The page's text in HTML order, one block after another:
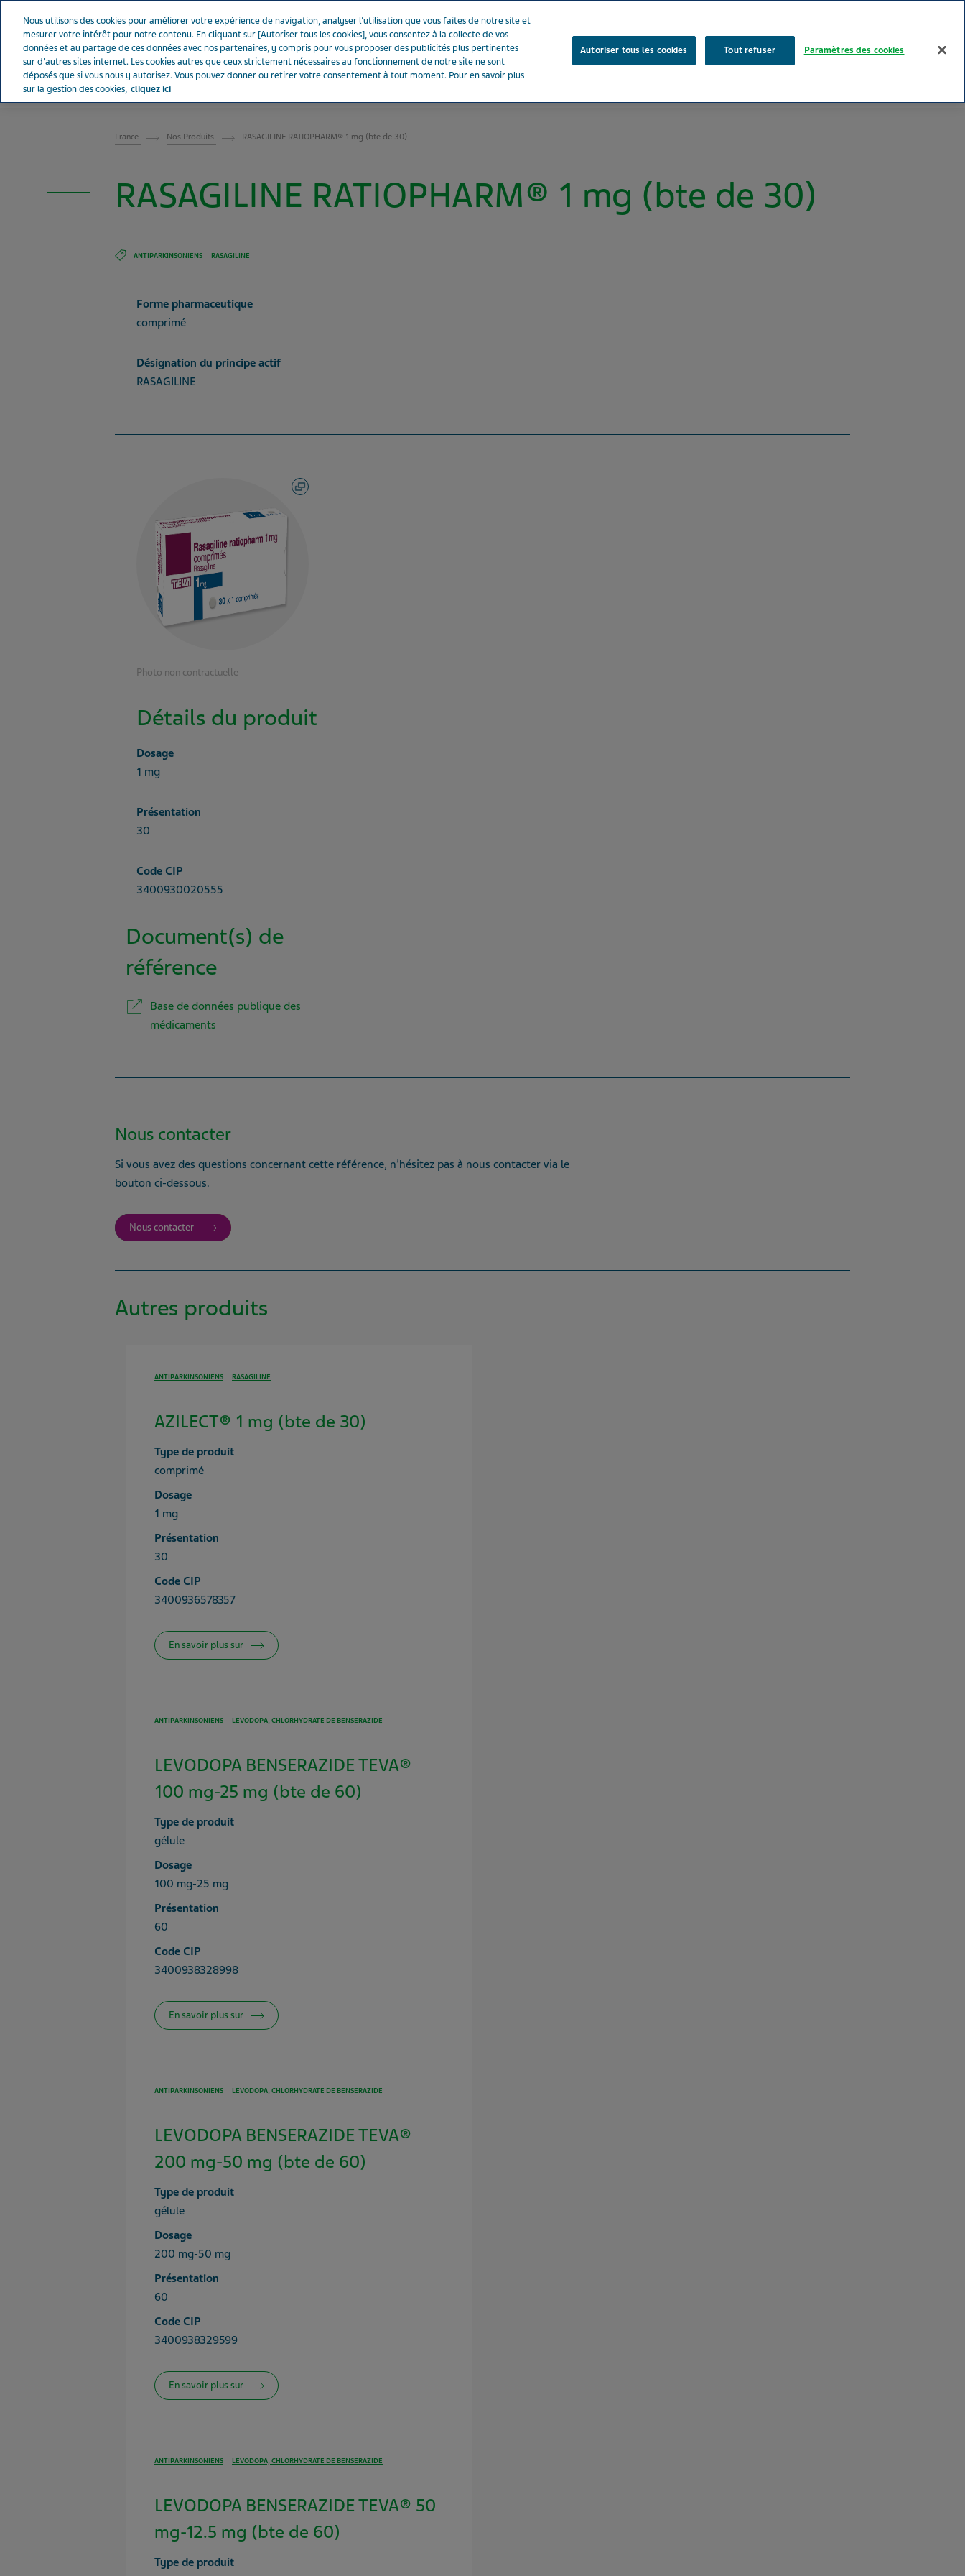
Aller sur Tevapharm
FRANCE
France Nos Produits RASAGILINE RATIOPHARM® 1 mg (bte de 30)
RASAGILINE RATIOPHARM® 1 mg (bte de 30)
ANTIPARKINSONIENS RASAGILINE
Forme pharmaceutique
comprimé
Désignation du principe actif
RASAGILINE
Photo non contractuelle
Détails du produit
Dosage
1 mg
Présentation
30
Code CIP
3400930020555
Document(s) de
référence
Base de données publique des
médicaments
Nous contacter
Si vous avez des questions concernant cette référence, n’hésitez pas à nous contacter via le
bouton ci-dessous.
Nous contacter
Autres produits
ANTIPARKINSONIENS RASAGILINE
AZILECT® 1 mg (bte de 30)
Type de produit
comprimé
Dosage
1 mg
Présentation
30
Code CIP
3400936578357
En savoir plus sur
ANTIPARKINSONIENS LEVODOPA, CHLORHYDRATE DE BENSERAZIDE
LEVODOPA BENSERAZIDE TEVA®
100 mg-25 mg (bte de 60)
Type de produit
gélule
Dosage
100 mg-25 mg
Présentation
60
Code CIP
3400938328998
En savoir plus sur
ANTIPARKINSONIENS LEVODOPA, CHLORHYDRATE DE BENSERAZIDE
LEVODOPA BENSERAZIDE TEVA®
200 mg-50 mg (bte de 60)
Type de produit
gélule
Dosage
200 mg-50 mg
Présentation
60
Code CIP
3400938329599
En savoir plus sur
ANTIPARKINSONIENS LEVODOPA, CHLORHYDRATE DE BENSERAZIDE
LEVODOPA BENSERAZIDE TEVA® 50
mg-12.5 mg (bte de 60)
Type de produit
Nous utilisons des cookies pour améliorer votre expérience de navigation, analyser l’utilisation que vous faites de notre site et
mesurer votre intérêt pour notre contenu. En cliquant sur [Autoriser tous les cookies], vous consentez à la collecte de vos
données et au partage de ces données avec nos partenaires, y compris pour vous proposer des publicités plus pertinentes
sur d'autres sites internet. Les cookies autres que ceux strictement nécessaires au fonctionnement de notre site ne sont
déposés que si vous nous y autorisez. Vous pouvez donner ou retirer votre consentement à tout moment. Pour en savoir plus
sur la gestion des cookies, cliquez ici
Autoriser tous les cookies Tout refuser Paramètres des cookies